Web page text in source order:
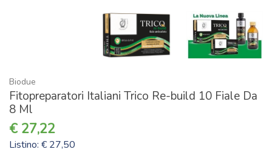
Biodue
Fitopreparatori Italiani Trico Re-build 10 Fiale Da
8 Ml
27,22
Listino: € 27,50